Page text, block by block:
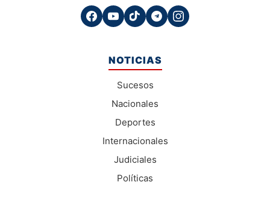
NOTICIAS
Sucesos
Nacionales
Deportes
Internacionales
Judiciales
Políticas